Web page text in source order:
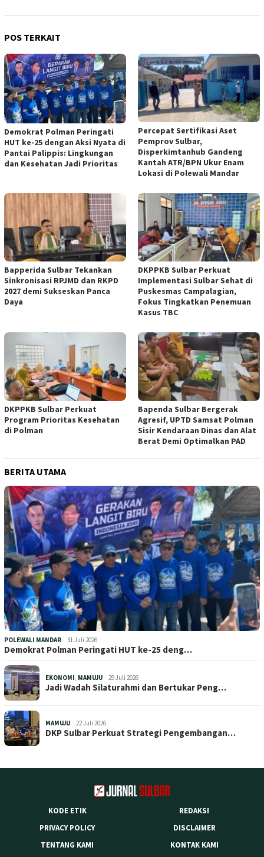
POS TERKAIT
Demokrat Polman Peringati
HUT ke-25 dengan Aksi Nyata di
Pantai Palippis: Lingkungan
dan Kesehatan Jadi Prioritas
Percepat Sertifikasi Aset
Pemprov Sulbar,
Disperkimtanhub Gandeng
Kantah ATR/BPN Ukur Enam
Lokasi di Polewali Mandar
Bapperida Sulbar Tekankan
Sinkronisasi RPJMD dan RKPD
2027 demi Sukseskan Panca
Daya
DKPPKB Sulbar Perkuat
Implementasi Sulbar Sehat di
Puskesmas Campalagian,
Fokus Tingkatkan Penemuan
Kasus TBC
DKPPKB Sulbar Perkuat
Program Prioritas Kesehatan
di Polman
Bapenda Sulbar Bergerak
Agresif, UPTD Samsat Polman
Sisir Kendaraan Dinas dan Alat
Berat Demi Optimalkan PAD
BERITA UTAMA
POLEWALI MANDAR 31 Juli 2026
Demokrat Polman Peringati HUT ke-25 deng…
EKONOMI, MAMUJU 29 Juli 2026
Jadi Wadah Silaturahmi dan Bertukar Peng…
MAMUJU 22 Juli 2026
DKP Sulbar Perkuat Strategi Pengembangan…
KODE ETIK
REDAKSI
PRIVACY POLICY
DISCLAIMER
TENTANG KAMI
KONTAK KAMI